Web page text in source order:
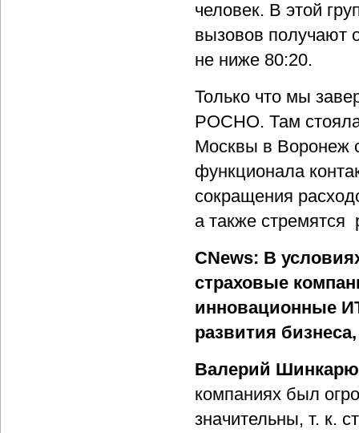
человек. В этой
вызовов получают
не ниже 80:20.
Только что мы
РОСНО. Там стояла
Москвы в Воронеж
функционала
сокращения
а также стремятся
CNews: В
страховые
инновационные
развития
Валерий
компаниях был
значительны, т. к.